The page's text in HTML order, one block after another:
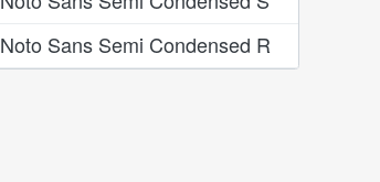
Noto Sans Semi Condensed R